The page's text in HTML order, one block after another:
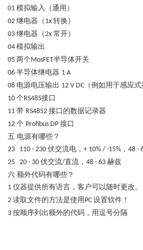
01 模拟输入（通用）
02 继电器（ 1x 转换）
03 继电器（2x 常开）
04 模拟输出
05 两个MosFET半导体开关
06 半导体继电器 1 A
08 电源电压输出 12 V DC （例如用于感应式
10 个RS485接口
11 带 RS4852 接口的数据记录器
12 个 Profibus DP 接口
五 电源有哪些？
23 110 - 230 伏交流电， + 10% / -15% ， 48 -
25 20 - 30 伏交流/直流， 48 - 63 赫兹
六 额外代码有哪些？
1 仪器提供所有语言，客户可以随时更改。
2 读取文件的方法是使用 PC 设置软件！
3 按顺序列出额外的代码，用逗号分隔